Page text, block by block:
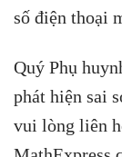
số điện thoại
Quý Phụ
phát hiện sai
vui lòng liên